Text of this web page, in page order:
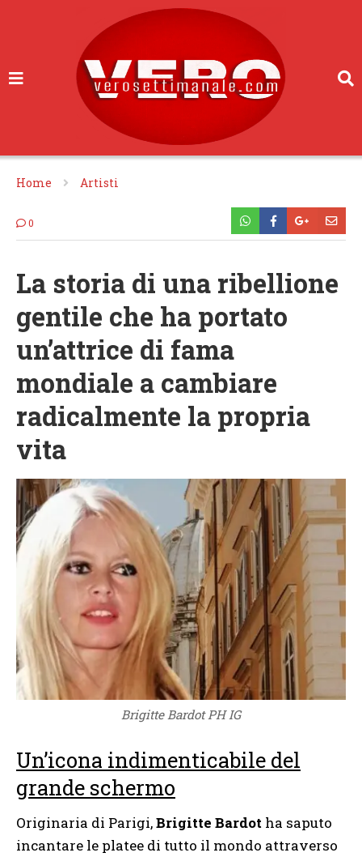
Home Artisti
0
La storia di una ribellione
gentile che ha portato
un’attrice di fama
mondiale a cambiare
radicalmente la propria
vita
Brigitte Bardot PH IG
Un’icona indimenticabile del
grande schermo
Originaria di Parigi,Brigitte Bardot ha saputo
incantare le platee di tutto il mondo attraverso